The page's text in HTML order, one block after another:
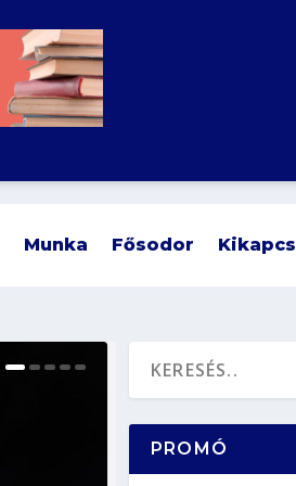
Munka Fősodor Kikapcs
PROMÓ